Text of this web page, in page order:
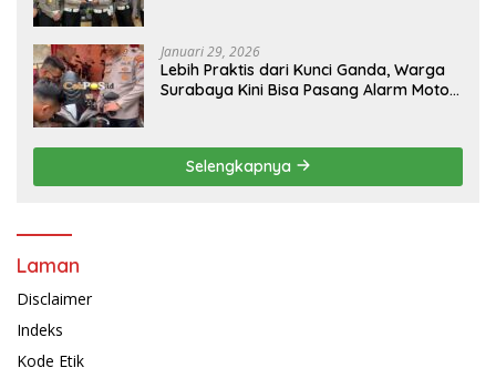
Januari 29, 2026
Lebih Praktis dari Kunci Ganda, Warga
Surabaya Kini Bisa Pasang Alarm Motor
Selengkapnya
Laman
Disclaimer
Indeks
Kode Etik